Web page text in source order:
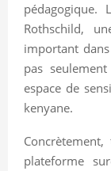
pédagogique.
Rothschild,
important
pas
espace de
kenyane.
plateforme